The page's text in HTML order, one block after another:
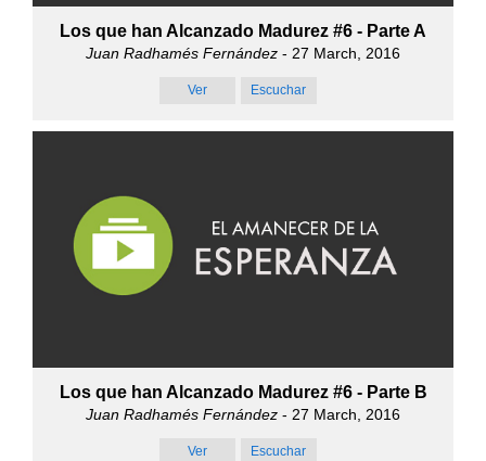
Los que han Alcanzado Madurez #6 - Parte A
Juan Radhamés Fernández - 27 March, 2016
Ver Escuchar
Los que han Alcanzado Madurez #6 - Parte B
Juan Radhamés Fernández - 27 March, 2016
Ver Escuchar